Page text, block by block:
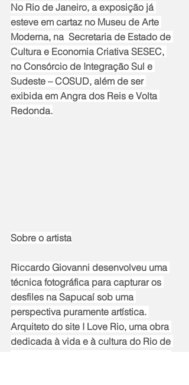
No Rio de Janeiro, a exposição já
esteve em cartaz no Museu de Arte
Moderna, na  Secretaria de Estado de
Cultura e Economia Criativa SESEC,
no Consórcio de Integração Sul e
Sudeste – COSUD, além de ser
exibida em Angra dos Reis e Volta
Redonda.
Sobre o artista
Riccardo Giovanni desenvolveu uma
técnica fotográfica para capturar os
desfiles na Sapucaí sob uma
perspectiva puramente artística.
Arquiteto do site I Love Rio, uma obra
dedicada à vida e à cultura do Rio de